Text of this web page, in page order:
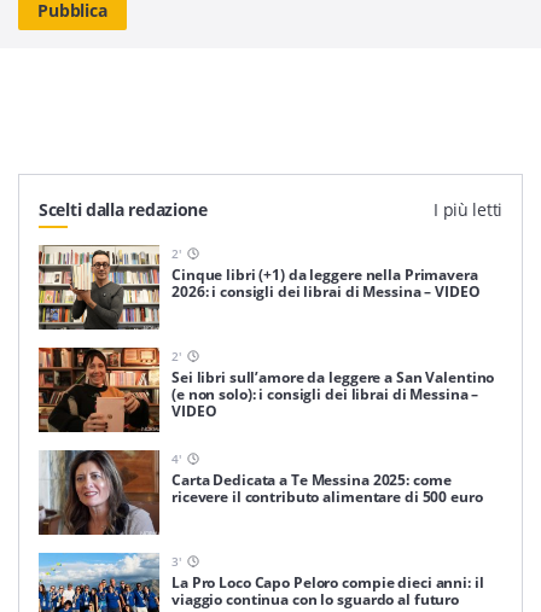
Scelti dalla redazione I più letti
2'
Cinque libri (+1) da leggere nella Primavera
2026: i consigli dei librai di Messina – VIDEO
2'
Sei libri sull’amore da leggere a San Valentino
(e non solo): i consigli dei librai di Messina –
VIDEO
4'
Carta Dedicata a Te Messina 2025: come
ricevere il contributo alimentare di 500 euro
3'
La Pro Loco Capo Peloro compie dieci anni: il
viaggio continua con lo sguardo al futuro